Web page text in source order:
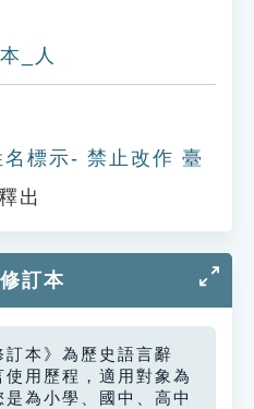
_人
標示- 禁止改作 臺
出
訂本
訂本》為歷史語言辭
用歷程，適用對象為
為小學、國中、高中